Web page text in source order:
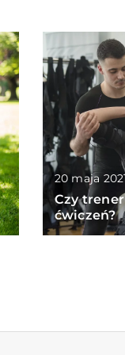
20 maja
Czy
ćwiczeń?